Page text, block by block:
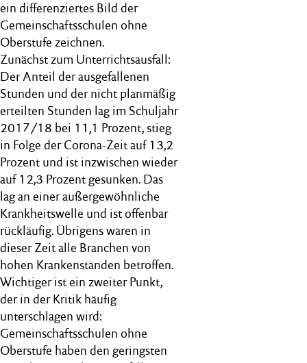
ein differenziertes Bild der
Gemeinschaftsschulen ohne
Oberstufe zeichnen.
Zunächst zum Unterrichtsausfall:
Der Anteil der ausgefallenen
Stunden und der nicht planmäßig
erteilten Stunden lag im Schuljahr
2017/18 bei 11,1 Prozent, stieg
in Folge der Corona-Zeit auf 13,2
Prozent und ist inzwischen wieder
auf 12,3 Prozent gesunken. Das
lag an einer außergewöhnliche
Krankheitswelle und ist offenbar
rückläufig. Übrigens waren in
dieser Zeit alle Branchen von
hohen Krankenständen betroffen.
Wichtiger ist ein zweiter Punkt,
der in der Kritik häufig
unterschlagen wird:
Gemeinschaftsschulen ohne
Oberstufe haben den geringsten